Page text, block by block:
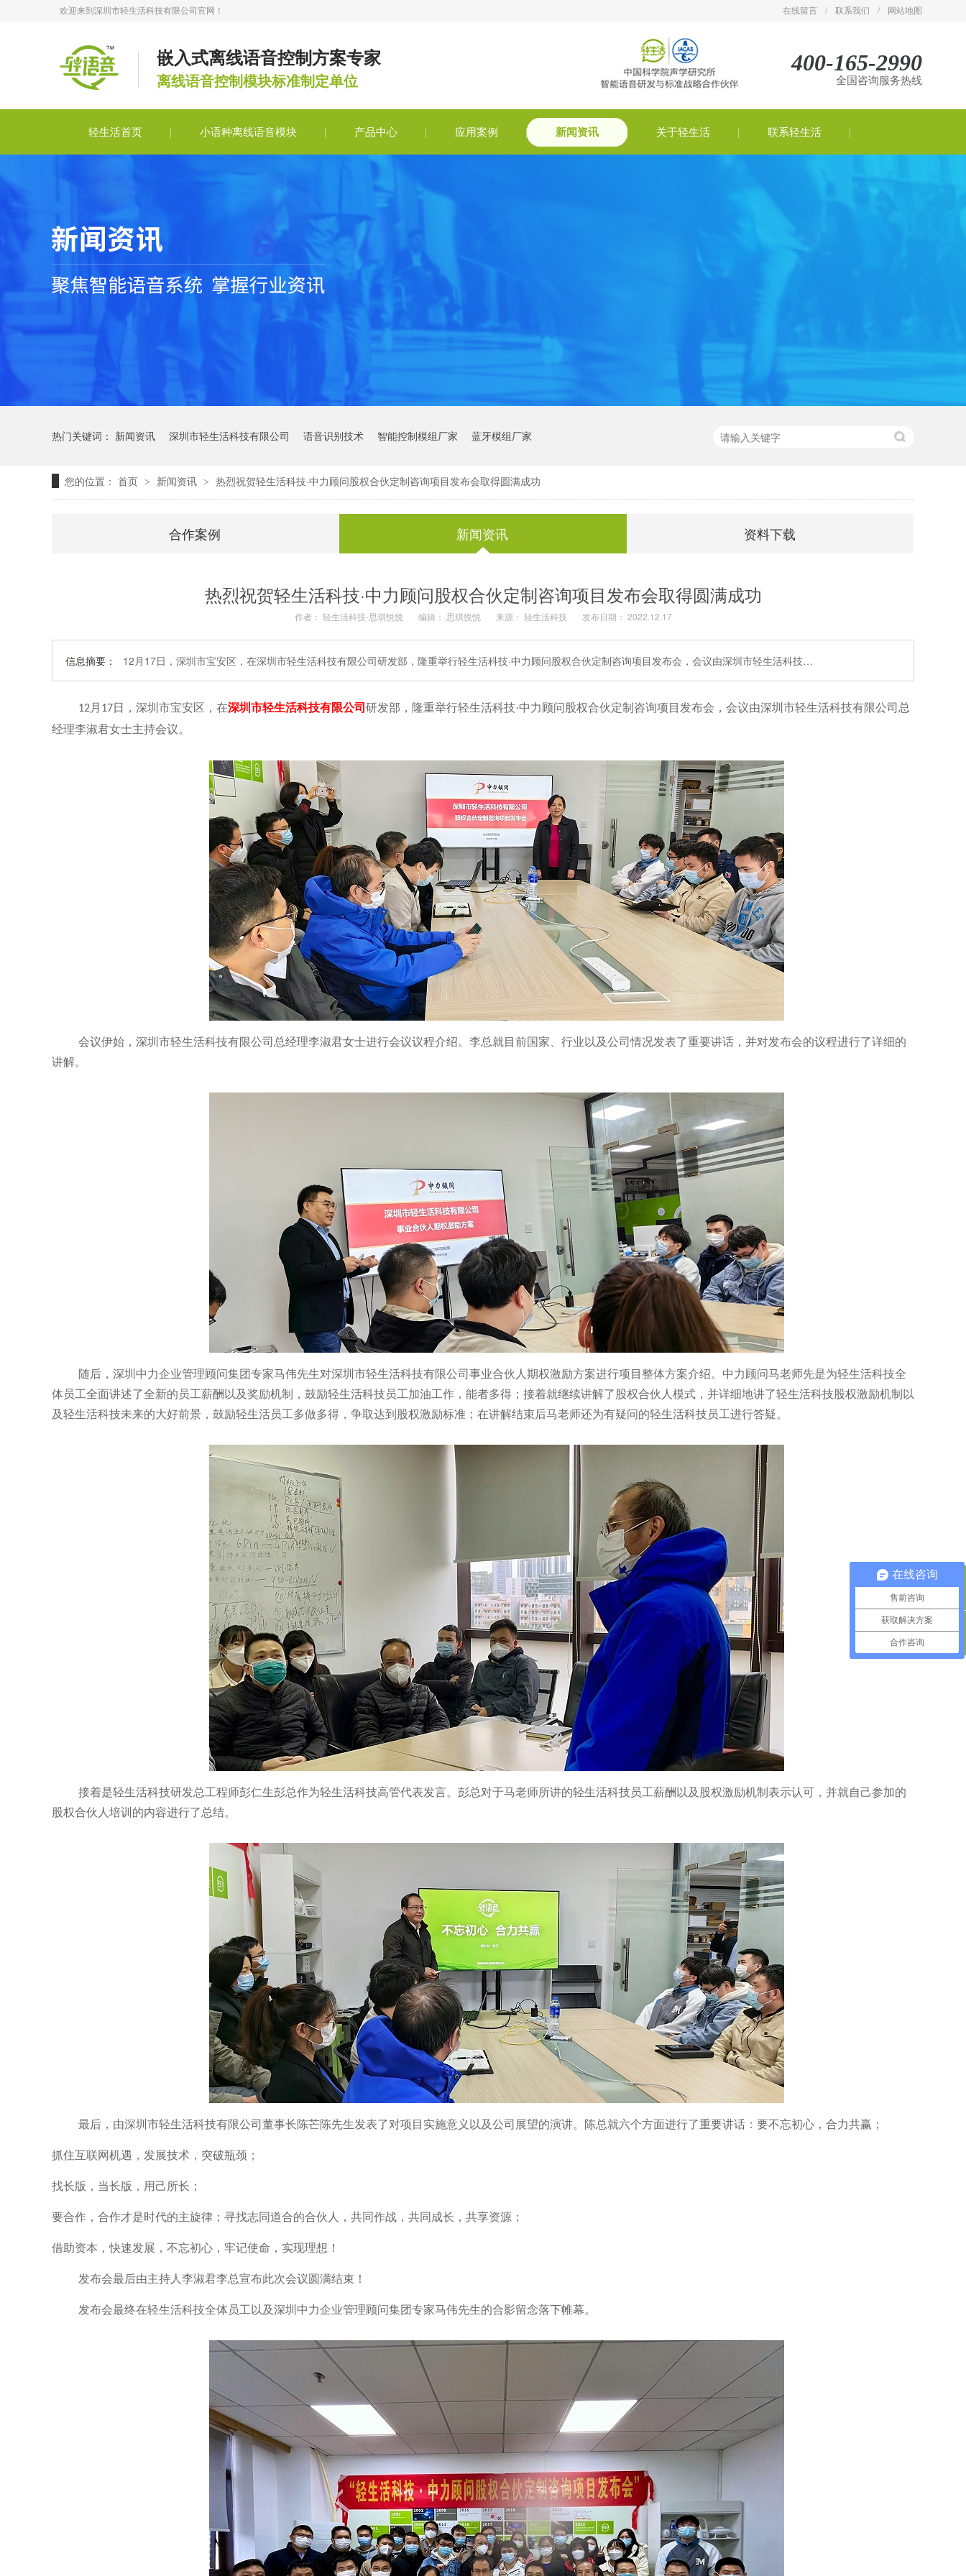
在线留言 / 联系我们 / 网站地图
欢迎来到深圳市轻生活科技有限公司官网！
嵌入式离线语音控制方案专家
离线语音控制模块标准制定单位
400-165-2990
全国咨询服务热线
轻生活首页 小语种离线语音模块 产品中心 应用案例 新闻资讯 关于轻生活 联系轻生活
热门关键词： 新闻资讯 深圳市轻生活科技有限公司 语音识别技术 智能控制模组厂家 蓝牙模组厂家
您的位置： 首页 > 新闻资讯 > 热烈祝贺轻生活科技·中力顾问股权合伙定制咨询项目发布会取得圆满成功
合作案例 新闻资讯 资料下载
热烈祝贺轻生活科技·中力顾问股权合伙定制咨询项目发布会取得圆满成功
作者： 轻生活科技-思琪悦悦 编辑： 思琪悦悦 来源： 轻生活科技 发布日期： 2022.12.17
信息摘要： 12月17日，深圳市宝安区，在深圳市轻生活科技有限公司研发部，隆重举行轻生活科技·中力顾问股权合伙定制咨询项目发布会，会议由深圳市轻生活科技…
12月 17日，深圳市宝安区，在深圳市轻生活科技有限公司研发部，隆重举行轻生活科技·中力顾问股权合伙定制咨询项目发布会，会议由深圳市轻生活科技有限公司总
经理李淑君女士主持会议。
会议伊始，深圳市轻生活科技有限公司总经理李淑君女士进行会议议程介绍。李总就目前国家、行业以及公司情况发表了重要讲话，并对发布会的议程进行了详细的
讲解。
随后，深圳中力企业管理顾问集团专家马伟先生对深圳市轻生活科技有限公司事业合伙人期权激励方案进行项目整体方案介绍。中力顾问马老师先是为轻生活科技全
体员工全面讲述了全新的员工薪酬以及奖励机制，鼓励轻生活科技员工加油工作，能者多得；接着就继续讲解了股权合伙人模式，并详细地讲了轻生活科技股权激励机制以
及轻生活科技未来的大好前景，鼓励轻生活员工多做多得，争取达到股权激励标准；在讲解结束后马老师还为有疑问的轻生活科技员工进行答疑。
接着是轻生活科技研发总工程师彭仁生彭总作为轻生活科技高管代表发言。彭总对于马老师所讲的轻生活科技员工薪酬以及股权激励机制表示认可，并就自己参加的
股权合伙人培训的内容进行了总结。
最后，由深圳市轻生活科技有限公司董事长陈芒陈先生发表了对项目实施意义以及公司展望的演讲。陈总就六个方面进行了重要讲话：要不忘初心，合力共赢；
抓住互联网机遇，发展技术，突破瓶颈；
找长版，当长版，用己所长；
要合作，合作才是时代的主旋律；寻找志同道合的合伙人，共同作战，共同成长，共享资源；
借助资本，快速发展，不忘初心，牢记使命，实现理想！
发布会最后由主持人李淑君李总宣布此次会议圆满结束！
发布会最终在轻生活科技全体员工以及深圳中力企业管理顾问集团专家马伟先生的合影留念落下帷幕。
在线咨询
售前咨询
获取解决方案
合作咨询